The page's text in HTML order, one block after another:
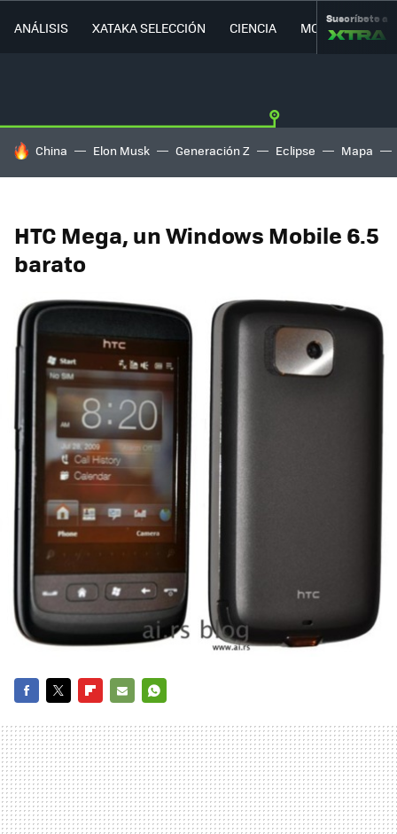
ANÁLISIS XATAKA SELECCIÓN CIENCIA MOVILIDAD
Suscríbete a
HOY SE HABLA DE
China Elon Musk Generación Z Eclipse Mapa
HTC Mega, un Windows Mobile 6.5
barato
MAIL